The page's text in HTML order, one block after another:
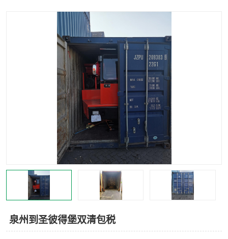
泉州到圣彼得堡双清包税
蒙古乌兰巴托双清包税
蒙古乌兰巴托空运专线
蒙古乌兰巴托汽运专线
中亚铁路运输